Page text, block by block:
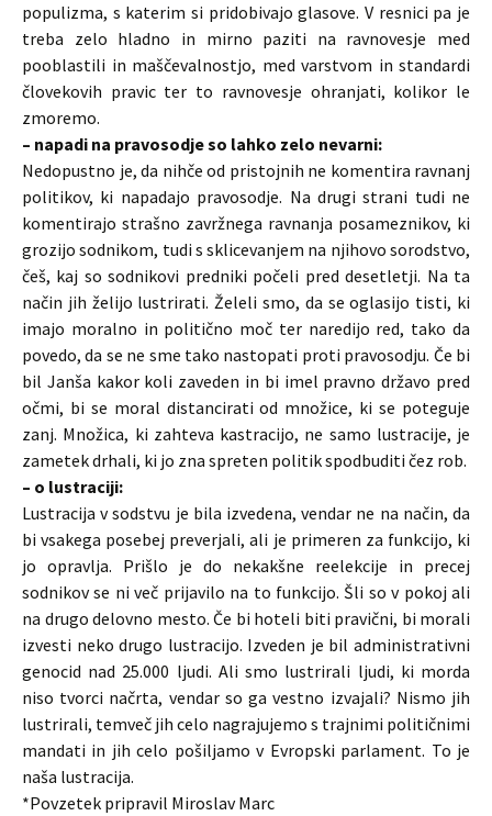
populizma, s katerim si pridobivajo glasove. V resnici pa je
treba zelo hladno in mirno paziti na ravnovesje med
pooblastili in maščevalnostjo, med varstvom in standardi
človekovih pravic ter to ravnovesje ohranjati, kolikor le
zmoremo.
– napadi na pravosodje so lahko zelo nevarni:
Nedopustno je, da nihče od pristojnih ne komentira ravnanj
politikov, ki napadajo pravosodje. Na drugi strani tudi ne
komentirajo strašno zavržnega ravnanja posameznikov, ki
grozijo sodnikom, tudi s sklicevanjem na njihovo sorodstvo,
češ, kaj so sodnikovi predniki počeli pred desetletji. Na ta
način jih želijo lustrirati. Želeli smo, da se oglasijo tisti, ki
imajo moralno in politično moč ter naredijo red, tako da
povedo, da se ne sme tako nastopati proti pravosodju. Če bi
bil Janša kakor koli zaveden in bi imel pravno državo pred
očmi, bi se moral distancirati od množice, ki se poteguje
zanj. Množica, ki zahteva kastracijo, ne samo lustracije, je
zametek drhali, ki jo zna spreten politik spodbuditi čez rob.
– o lustraciji:
Lustracija v sodstvu je bila izvedena, vendar ne na način, da
bi vsakega posebej preverjali, ali je primeren za funkcijo, ki
jo opravlja. Prišlo je do nekakšne reelekcije in precej
sodnikov se ni več prijavilo na to funkcijo. Šli so v pokoj ali
na drugo delovno mesto. Če bi hoteli biti pravični, bi morali
izvesti neko drugo lustracijo. Izveden je bil administrativni
genocid nad 25.000 ljudi. Ali smo lustrirali ljudi, ki morda
niso tvorci načrta, vendar so ga vestno izvajali? Nismo jih
lustrirali, temveč jih celo nagrajujemo s trajnimi političnimi
mandati in jih celo pošiljamo v Evropski parlament. To je
naša lustracija.
*Povzetek pripravil Miroslav Marc